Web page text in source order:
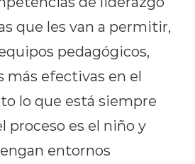
que les van a permitir,
pedagógicos,
más efectivas en el
lo que está siempre
proceso es el niño y
entornos